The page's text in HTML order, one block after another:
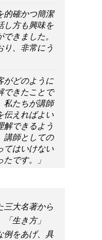
的確かつ簡潔
し方も興味を
きました。
り、非常にう
がどのように
できたことで
私たちが講師
伝えればよい
解できるよう
講師としての
てはいけない
です。」
三大名著から
生き方」
例をあげ、具